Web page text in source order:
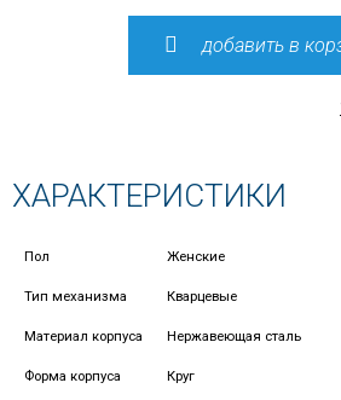
добавить в
ХАРАКТЕРИСТИКИ
Пол Женские
Тип механизма Кварцевые
Материал корпуса Нержавеющая сталь
Форма корпуса Круг